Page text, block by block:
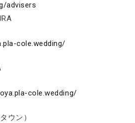
advisers
cole.wedding/
cole.wedding/
ウン）